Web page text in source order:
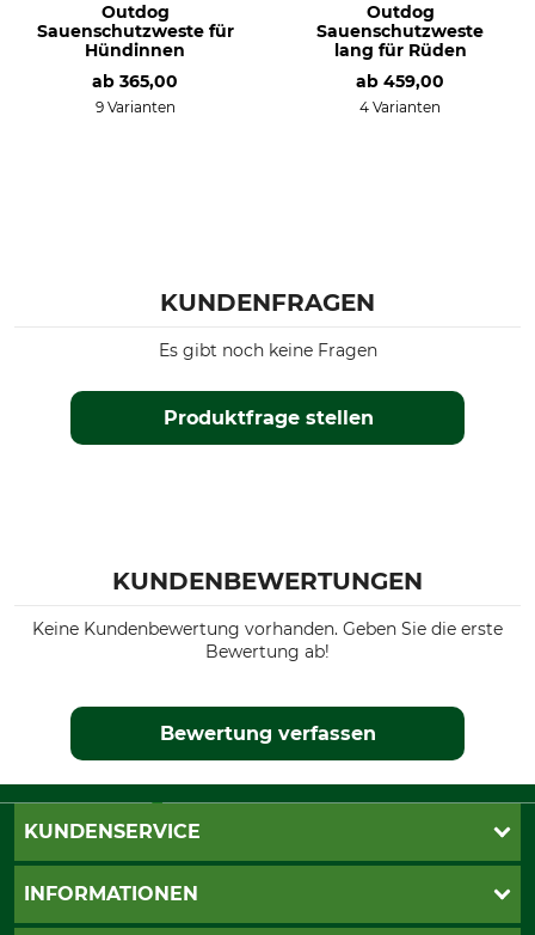
Outdog
Sauenschutzweste für
Hündinnen
ab 365,00
9 Varianten
Outdog
Sauenschutzweste
lang für Rüden
ab 459,00
4 Varianten
KUNDENFRAGEN
Produktfrage stellen
Es gibt noch keine Fragen
KUNDENBEWERTUNGEN
Keine Kundenbewertung vorhanden. Geben Sie die erste
Bewertung ab!
Bewertung verfassen
KUNDENSERVICE
Live-Shopping
INFORMATIONEN